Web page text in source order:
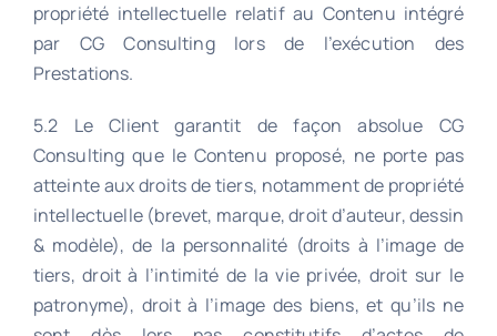
propriété intellectuelle relatif au Contenu intégré
par CG Consulting lors de l’exécution des
Prestations.
5.2 Le Client garantit de façon absolue CG
Consulting que le Contenu proposé, ne porte pas
atteinte aux droits de tiers, notamment de propriété
intellectuelle (brevet, marque, droit d’auteur, dessin
& modèle), de la personnalité (droits à l’image de
tiers, droit à l’intimité de la vie privée, droit sur le
patronyme), droit à l’image des biens, et qu’ils ne